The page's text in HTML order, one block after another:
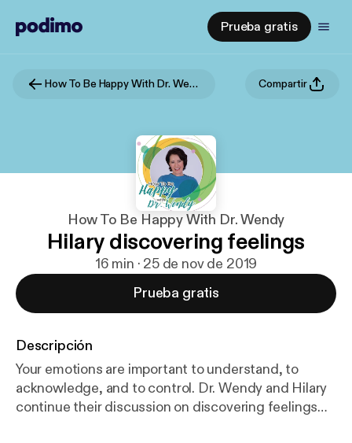
Prueba gratis
How To Be Happy With Dr. Wendy Compartir
How To Be Happy With Dr. Wendy
Hilary discovering feelings
16 min · 25 de nov de 2019
Prueba gratis
Descripción
Your emotions are important to understand, to
acknowledge, and to control. Dr. Wendy and Hilary
continue their discussion on discovering feelings